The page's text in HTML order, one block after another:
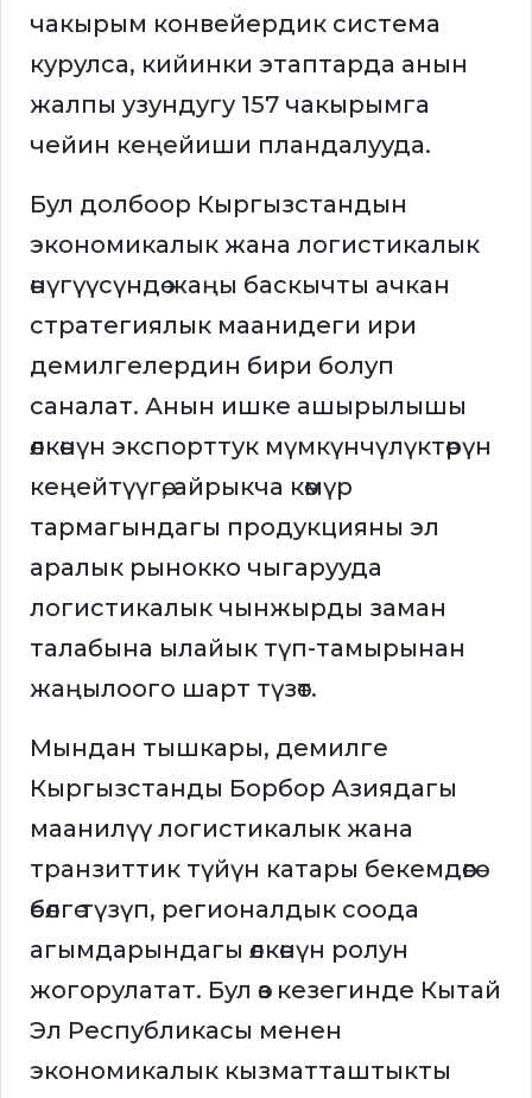
чакырым конвейердик система
курулса, кийинки этаптарда анын
жалпы узундугу 157 чакырымга
чейин кеңейиши пландалууда.
Бул долбоор Кыргызстандын
экономикалык жана логистикалык
өнүгүүсүндө жаңы баскычты ачкан
стратегиялык маанидеги ири
демилгелердин бири болуп
саналат. Анын ишке ашырылышы
өлкөнүн экспорттук мүмкүнчүлүктөрүн
кеңейтүүгө, айрыкча көмүр
тармагындагы продукцияны эл
аралык рынокко чыгарууда
логистикалык чынжырды заман
талабына ылайык түп-тамырынан
жаңылоого шарт түзөт.
Мындан тышкары, демилге
Кыргызстанды Борбор Азиядагы
маанилүү логистикалык жана
транзиттик түйүн катары бекемдөөгө
өбөлгө түзүп, регионалдык соода
агымдарындагы өлкөнүн ролун
жогорулатат. Бул өз кезегинде Кытай
Эл Республикасы менен
экономикалык кызматташтыкты